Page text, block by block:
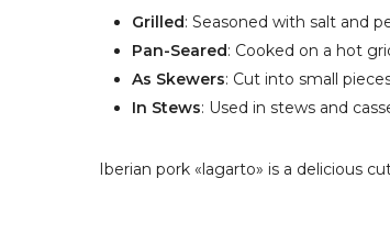
Grilled: Seasoned with salt and
Pan-Seared: Cooked on a hot
As Skewers: Cut into small
In Stews: Used in stews and
Iberian pork «lagarto» is a delicious